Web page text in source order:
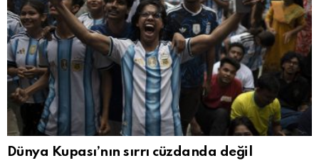
Dünya Kupası’nın sırrı cüzdanda değil